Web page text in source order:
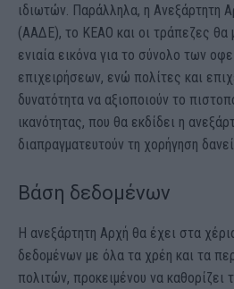
ιδιωτών. Παράλληλα, η Ανεξάρτητη
(ΑΑΔΕ), το ΚΕΑΟ και οι τράπεζες θα
ενιαία εικόνα για το σύνολο των
επιχειρήσεων, ενώ πολίτες και
δυνατότητα να αξιοποιούν το
ικανότητας, που θα εκδίδει η
διαπραγματευτούν τη χορήγηση
Βάση δεδομένων
Η ανεξάρτητη Αρχή θα έχει στα
δεδομένων με όλα τα χρέη και τα
πολιτών, προκειμένου να καθορίζει